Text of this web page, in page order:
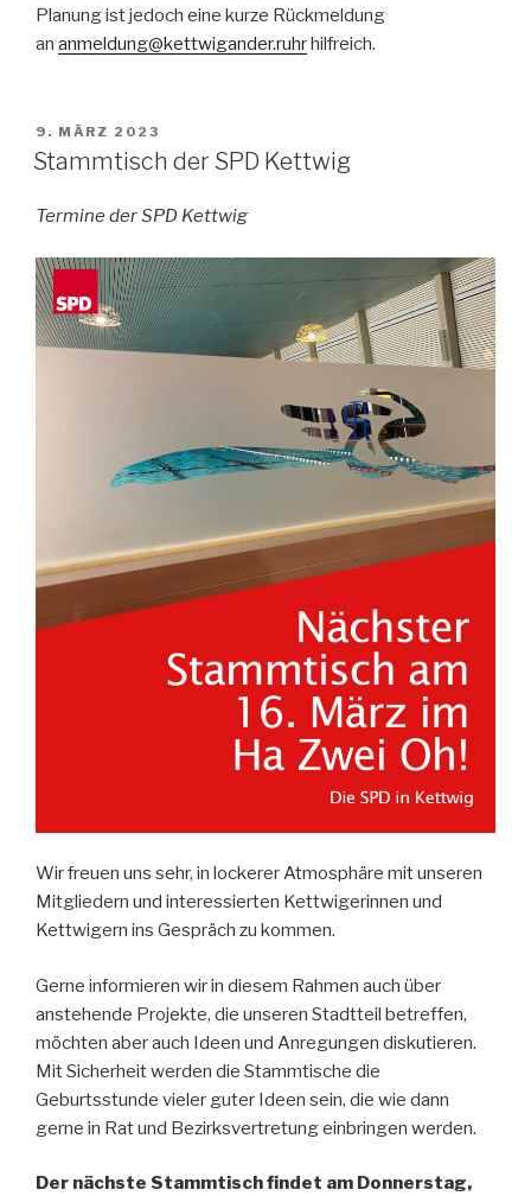
Planung ist jedoch eine kurze Rückmeldung
an anmeldung@kettwigander.ruhrhilfreich.
VERÖFFENTLICHT
AM
9. MÄRZ 2023
Stammtisch der SPD Kettwig
Termine der SPD Kettwig
Wir freuen uns sehr, in lockerer Atmosphäre mit unseren
Mitgliedern und interessierten Kettwigerinnen und
Kettwigern ins Gespräch zu kommen.
Gerne informieren wir in diesem Rahmen auch über
anstehende Projekte, die unseren Stadtteil betreffen,
möchten aber auch Ideen und Anregungen diskutieren.
Mit Sicherheit werden die Stammtische die
Geburtsstunde vieler guter Ideen sein, die wie dann
gerne in Rat und Bezirksvertretung einbringen werden.
Der nächste Stammtisch findet am Donnerstag,